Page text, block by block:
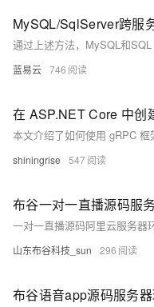
蓝易云 746
shiningrise 547
布谷一对一直播源码服
一对一直播源码阿里云服务器
山东布谷科技_sun 296
布谷语音app源码服务